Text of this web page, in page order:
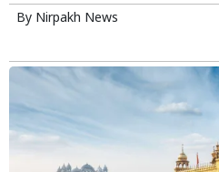
By Nirpakh News